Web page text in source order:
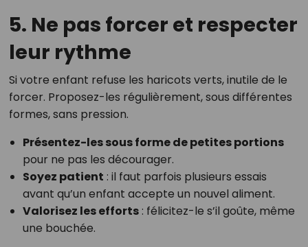
5. Ne pas forcer et respecter
leur rythme
Si votre enfant refuse les haricots verts, inutile de le
forcer. Proposez-les régulièrement, sous différentes
formes, sans pression.
Présentez-les sous forme de petites portions
pour ne pas les décourager.
Soyez patient : il faut parfois plusieurs essais
avant qu’un enfant accepte un nouvel aliment.
Valorisez les efforts: félicitez-le s’il goûte, même
une bouchée.